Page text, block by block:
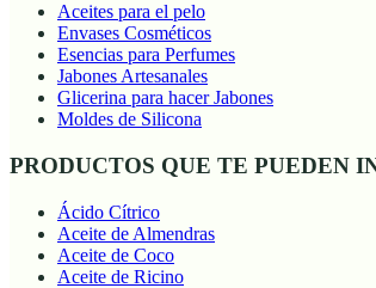
Aceites para el pelo
Envases Cosméticos
Esencias para Perfumes
Jabones Artesanales
Glicerina para hacer Jabones
Moldes de Silicona
PRODUCTOS QUE TE PUEDEN
Ácido Cítrico
Aceite de Almendras
Aceite de Coco
Aceite de Ricino